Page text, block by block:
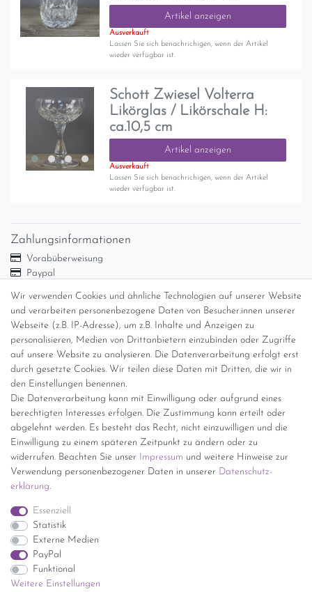
Artikel anzeigen
Ausverkauft
Lassen Sie sich benachrichigen, wenn der Artikel
wieder verfügbar ist.
Schott Zwiesel Volterra
Likörglas / Likörschale H:
ca.10,5 cm
Artikel anzeigen
Ausverkauft
Lassen Sie sich benachrichigen, wenn der Artikel
wieder verfügbar ist.
Wir verwenden Cookies und ähnliche Technologien auf unserer Website
und verarbeiten personenbezogene Daten von Besucher:innen unserer
Webseite (z.B. IP-Adresse), um z.B. Inhalte und Anzeigen zu
personalisieren, Medien von Drittanbietern einzubinden oder Zugriffe
auf unsere Website zu analysieren. Die Datenverarbeitung erfolgt erst
durch gesetzte Cookies. Wir teilen diese Daten mit Dritten, die wir in
den Einstellungen benennen.
Die Datenverarbeitung kann mit Einwilligung oder aufgrund eines
berechtigten Interesses erfolgen. Die Zustimmung kann erteilt oder
abgelehnt werden. Es besteht das Recht, nicht einzuwilligen und die
Einwilligung zu einem späteren Zeitpunkt zu ändern oder zu
widerrufen. Beachten Sie unser Impressum und weitere Hinweise zur
Verwendung personenbezogener Daten in unserer Daten­schutz­
erklärung.
Essenziell
Statistik
Externe Medien
PayPal
Funktional
Weitere Einstellungen
Zahlungsinformationen
Vorabüberweisung
Paypal
Versandinformationen
Versand per GLS (6,90 Euro) oder DHL (8,49 Euro ) inkl. MwSt.
(innerhalb Deutschlands)
kostenfreie Lieferung ab 150 Euro Warenwert (innerhalb
Deutschlands)
Übersicht Internationale Versandkosten
Wir kaufen an
Sie haben zuviel Porzellan im Schrank? Gerne kaufen wir dieses an.
Einfach unverbindliches Angebot anfordern.
*Endpreis inkl. MwSt. (Dieser Artikel unterliegt gem. § 25a
UStG der Differenzbesteuerung, ein Ausweis der
Mehrwertsteuer auf der Rechnung erfolgt nicht.)
Impressum Daten­schutz­erklärung